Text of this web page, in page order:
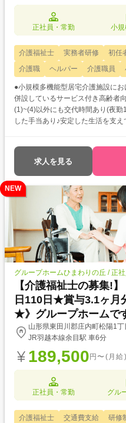
正社員・常勤 小
介護福祉士 実務者研修 初任
介護職
ヘルパー 介護職員
●小規模多機能型居宅介護施設に
併設しているサービス付き高齢
(1)~(4)以外にも交代時間あり(夜
した手当あり♪安定した生活を支
求人を見る
NEW
グループホームひまわりの丘 / 正
【介護福祉士の募集!
日110日★賞与3.1ヶ月
★》グループホームで
山形県東田川郡庄内町松陽1丁
JR羽越本線余目駅 車6分
189,500 円〜(月給)
正社員・常勤 グル
介護福祉士 交通費支給 研修